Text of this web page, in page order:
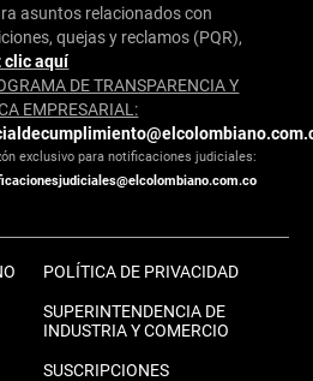
asuntos relacionados con
quejas y reclamos (PQR),
clic aquí
DE TRANSPARENCIA Y
EMPRESARIAL:
exclusivo para notificaciones judiciales:
POLÍTICA DE PRIVACIDAD
SUPERINTENDENCIA DE
INDUSTRIA Y COMERCIO
SUSCRIPCIONES